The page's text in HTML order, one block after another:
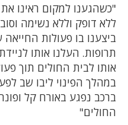
"כשהגענו למקום ראינו
ללא דופק וללא נשימה
ביצענו בו פעולות
תרופות. העלנו אותו
אותו לבית החולים תוך
ברכב נפגע באורח קל
החולים"